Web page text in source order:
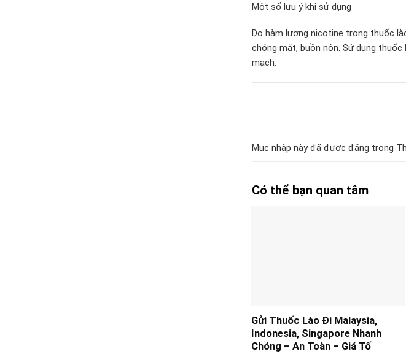
Một số lưu ý khi sử dụng
Do hàm lượng nicotine trong thuốc
chóng mặt, buồn nôn. Sử dụng
mạch.
Mục nhập này đã được đăng trong
Có thể bạn quan tâm
Gửi Thuốc Lào Đi Malaysia,
Indonesia, Singapore Nhanh
Chóng – An Toàn – Giá Tố